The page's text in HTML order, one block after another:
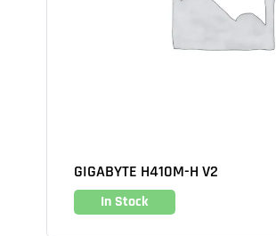
GIGABYTE H410M-H V2
In Stock